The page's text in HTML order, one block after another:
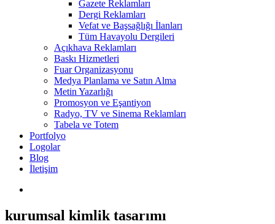
Gazete Reklamları
Dergi Reklamları
Vefat ve Başsağlığı İlanları
Tüm Havayolu Dergileri
Açıkhava Reklamları
Baskı Hizmetleri
Fuar Organizasyonu
Medya Planlama ve Satın Alma
Metin Yazarlığı
Promosyon ve Eşantiyon
Radyo, TV ve Sinema Reklamları
Tabela ve Totem
Portfolyo
Logolar
Blog
İletişim
kurumsal kimlik tasarımı